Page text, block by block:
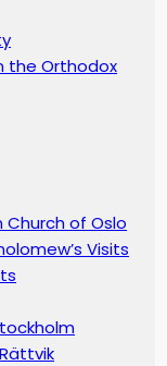
the Orthodox
of Oslo
Visits